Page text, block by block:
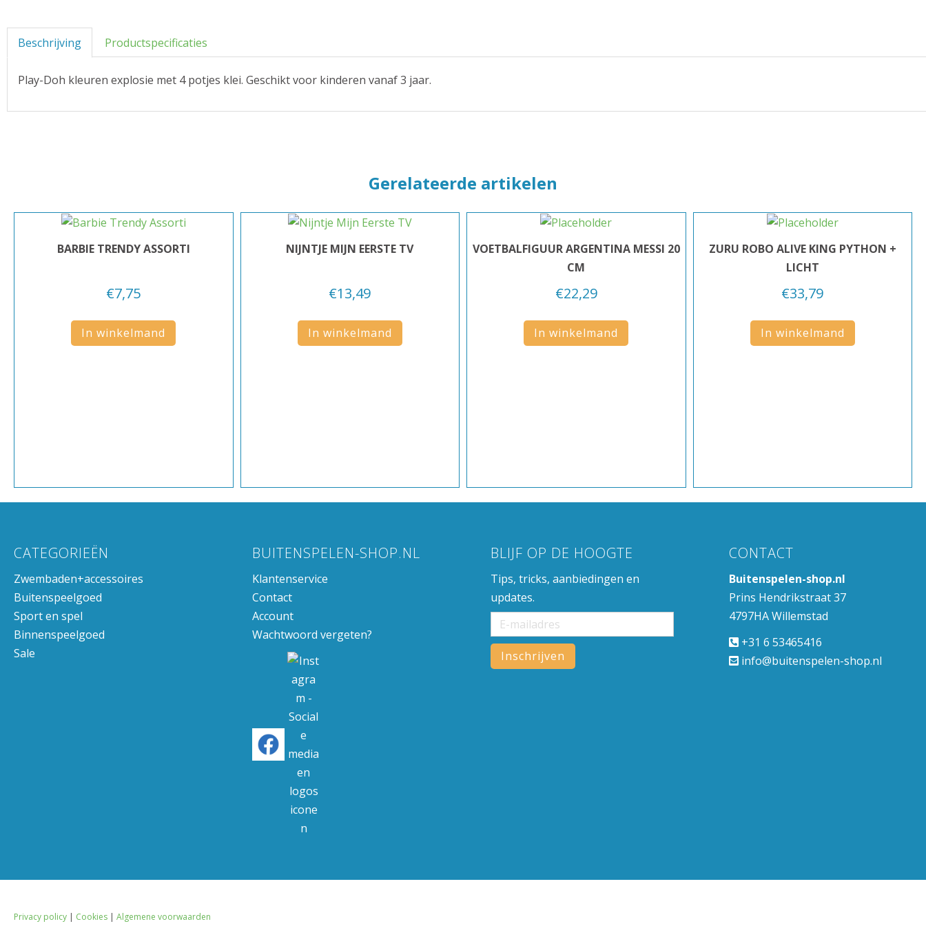
Beschrijving Productspecificaties
Play-Doh kleuren explosie met 4 potjes klei. Geschikt voor kinderen vanaf 3 jaar.
Gerelateerde artikelen
BARBIE TRENDY ASSORTI
€7,75
In winkelmand
NIJNTJE MIJN EERSTE TV
€13,49
In winkelmand
VOETBALFIGUUR ARGENTINA MESSI 20
CM
€22,29
In winkelmand
ZURU ROBO ALIVE KING PYTHON +
LICHT
€33,79
In winkelmand
CATEGORIEËN
Zwembaden+accessoires
Buitenspeelgoed
Sport en spel
Binnenspeelgoed
Sale
BUITENSPELEN-SHOP.NL
Klantenservice
Contact
Account
Wachtwoord vergeten?
BLIJF OP DE HOOGTE
Tips, tricks, aanbiedingen en
updates.
CONTACT
Buitenspelen-shop.nl
Prins Hendrikstraat 37
4797HA Willemstad
+31 6 53465416
info@buitenspelen-shop.nl
Privacy policy | Cookies | Algemene voorwaarden